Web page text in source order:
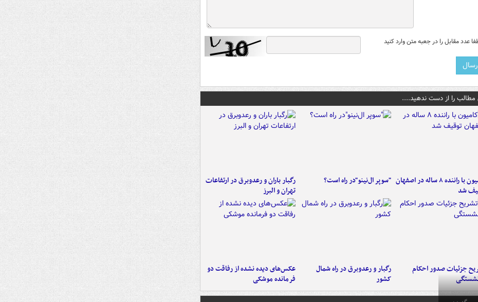
عدد مقابل را در جعبه متن وارد کنید
مطالب را از دست ندهید....
کامیون با راننده ۸ ساله در اصفهان
شد
"سوپر ال‌نینو"در راه است؟
رگبار باران و رعدوبرق در ارتفاعات
تهران و البرز
جزئیات صدور احکام
رگبار و رعدوبرق در راه شمال
کشور
عکس‌های دیده نشده از رفاقت دو
فرمانده‌ موشکی